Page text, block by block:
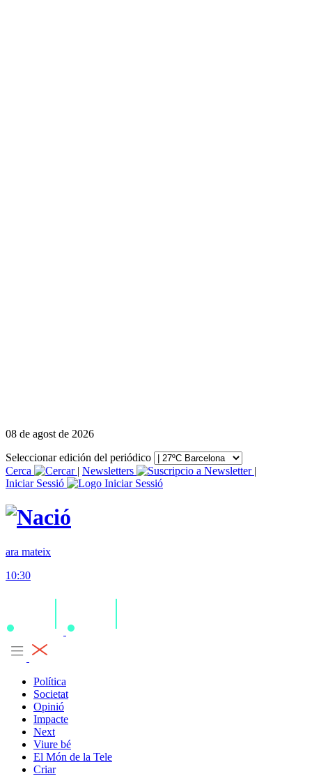
08 de agost de 2026
Seleccionar edición del periódico
Cerca
| Newsletters
|
Iniciar Sessió
ara mateix
10:30
Política
Societat
Opinió
Impacte
Next
Viure bé
El Món de la Tele
Criar